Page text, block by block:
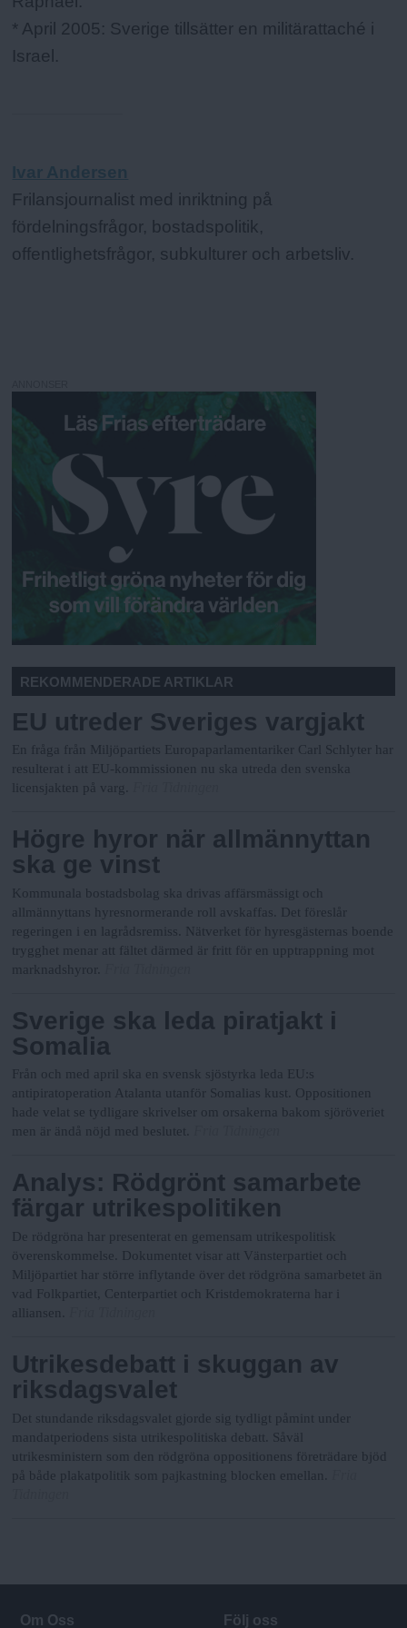
* April 2005: Sverige tillsätter en militärattaché i
Israel.
Ivar Andersen
Frilansjournalist med inriktning på
fördelningsfrågor, bostadspolitik,
offentlighetsfrågor, subkulturer och arbetsliv.
REKOMMENDERADE ARTIKLAR
EU utreder Sveriges vargjakt
En fråga från Miljöpartiets Europaparlamentariker Carl Schlyter har
resulterat i att EU-kommissionen nu ska utreda den svenska
licensjakten på varg.
Högre hyror när allmännyttan
ska ge vinst
Kommunala bostadsbolag ska drivas affärsmässigt och
allmännyttans hyresnormerande roll avskaffas. Det föreslår
regeringen i en lagrådsremiss. Nätverket för hyresgästernas boende
trygghet menar att fältet därmed är fritt för en upptrappning mot
marknadshyror.
Sverige ska leda piratjakt i
Somalia
Från och med april ska en svensk sjöstyrka leda EU:s
antipiratoperation Atalanta utanför Somalias kust. Oppositionen
hade velat se tydligare skrivelser om orsakerna bakom sjöröveriet
men är ändå nöjd med beslutet.
Analys: Rödgrönt samarbete
färgar utrikespolitiken
De rödgröna har presenterat en gemensam utrikespolitisk
överenskommelse. Dokumentet visar att Vänsterpartiet och
Miljöpartiet har större inflytande över det rödgröna samarbetet än
vad Folkpartiet, Centerpartiet och Kristdemokraterna har i
alliansen.
Utrikesdebatt i skuggan av
riksdagsvalet
Det stundande riksdagsvalet gjorde sig tydligt påmint under
mandatperiodens sista utrikespolitiska debatt. Såväl
utrikesministern som den rödgröna oppositionens företrädare bjöd
på både plakatpolitik som pajkastning blocken emellan.
Om Oss Följ oss